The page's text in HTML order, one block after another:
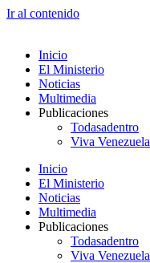
Ir al contenido
Inicio
El Ministerio
Noticias
Multimedia
Publicaciones
Todasadentro
Viva Venezuela
Inicio
El Ministerio
Noticias
Multimedia
Publicaciones
Todasadentro
Viva Venezuela